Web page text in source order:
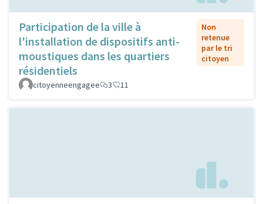
Participation de la ville à
l'installation de dispositifs anti-
moustiques dans les quartiers
résidentiels
Non
retenue
par le tri
citoyen
citoyenneengagee 3 11